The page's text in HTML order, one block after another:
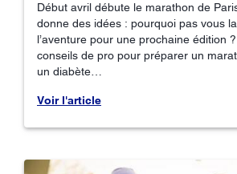
Début avril débute le marathon de
donne des idées : pourquoi pas vous
l’aventure pour une prochaine édition
conseils de pro pour préparer un
un diabète…
Voir l'article